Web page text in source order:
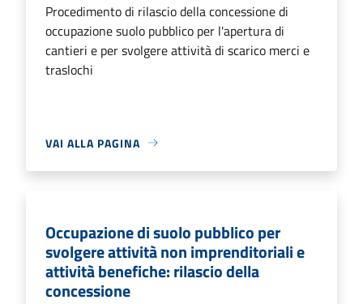
Procedimento di rilascio della concessione di
occupazione suolo pubblico per l'apertura di
cantieri e per svolgere attività di scarico merci e
traslochi
VAI ALLA PAGINA
Occupazione di suolo pubblico per
svolgere attività non imprenditoriali e
attività benefiche: rilascio della
concessione